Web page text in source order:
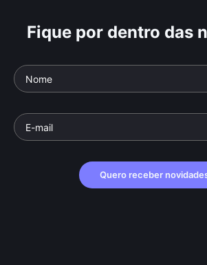
Fique por dentro das
Quero receber